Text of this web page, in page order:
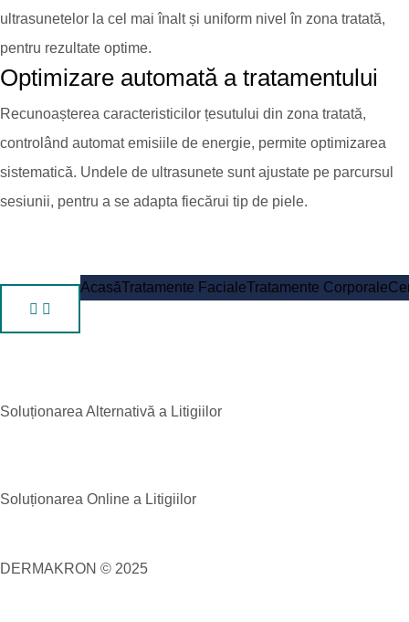
ultrasunetelor la cel mai înalt și uniform nivel în zona tratată,
pentru rezultate optime.
Optimizare automată a tratamentului
Recunoașterea caracteristicilor țesutului din zona tratată,
controlând automat emisiile de energie, permite optimizarea
sistematică. Undele de ultrasunete sunt ajustate pe parcursul
sesiunii, pentru a se adapta fiecărui tip de piele.
AcasăTratamente FacialeTratamente Corporale
Soluționarea Alternativă a Litigiilor
Soluționarea Online a Litigiilor
DERMAKRON © 2025